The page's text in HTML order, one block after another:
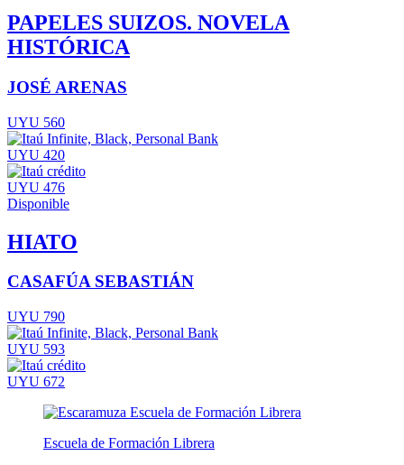
PAPELES SUIZOS. NOVELA
HISTÓRICA
JOSÉ ARENAS
UYU 560
UYU 420
UYU 476
Disponible
HIATO
CASAFÚA SEBASTIÁN
UYU 790
UYU 593
UYU 672
Escuela de Formación Librera